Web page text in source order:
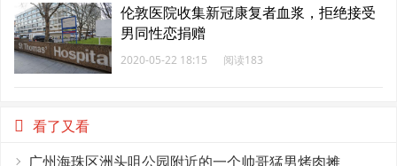
伦敦医院收集新冠康复者血浆，拒绝接受
男同性恋捐赠
2020-05-22 18:15 阅读183
看了又看
广州海珠区洲头咀公园附近的一个帅哥猛男烤肉摊